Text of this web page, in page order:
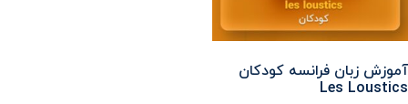
آموزش زبان فرانسه کودکان
Les Loustics